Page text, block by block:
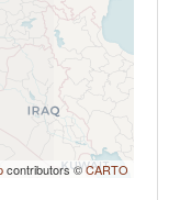
contributors ©CARTO